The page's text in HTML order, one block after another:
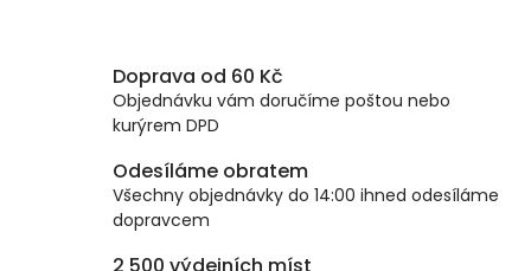
Doprava od 60 Kč
Objednávku vám doručíme poštou nebo
kurýrem DPD
Odesíláme obratem
Všechny objednávky do 14:00 ihned odesíláme
dopravcem